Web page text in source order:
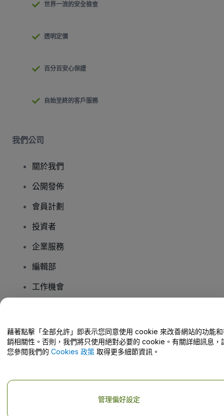
世界一流的安全檢查
透明定價
百分百安心保證
自始至終的客戶服務
我們公司
關於我們
公開發佈
會員計劃
投資者
企業服務
編輯部
工作機會
幫助中心 / 聯絡我們
公司詳情
藉著點擊「全部允許」即表示您同意使用 cookie 來改善網站的功能
銷相關性。否則，我們將只使用絕對必要的 cookie。有關詳細訊息，
您參閱我們的 Cookies 政策 取得更多細節資訊。
管理偏好設定